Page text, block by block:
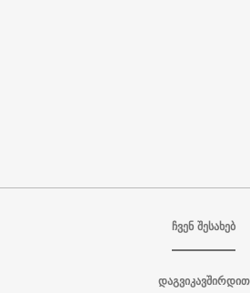
ჩვენ შესახებ
დაგვიკავშირდით